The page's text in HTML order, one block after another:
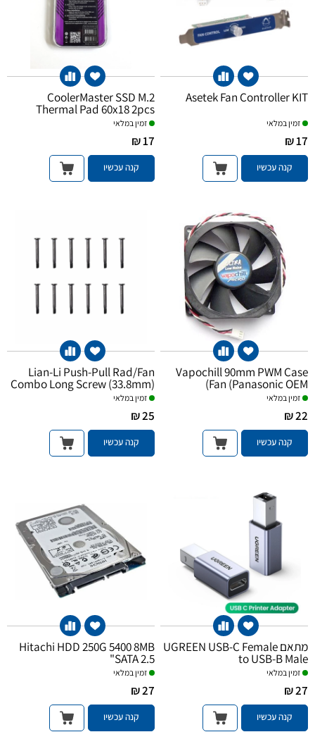
Asetek Fan Controller KIT
זמין במלאי
17 ₪
קנה עכשיו
CoolerMaster SSD M.2
Thermal Pad 60x18 2pcs
זמין במלאי
17 ₪
קנה עכשיו
Vapochill 90mm PWM Case
Fan (Panasonic OEM)
זמין במלאי
22 ₪
קנה עכשיו
Lian-Li Push-Pull Rad/Fan
Combo Long Screw (33.8mm)
Setזמין במלאי
25 ₪
קנה עכשיו
מתאם UGREEN USB-C Female
to USB-B Male
זמין במלאי
27 ₪
קנה עכשיו
Hitachi HDD 250G 5400 8MB
SATA 2.5"
זמין במלאי
27 ₪
קנה עכשיו